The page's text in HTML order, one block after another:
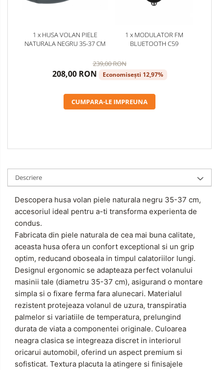
1 x HUSA VOLAN PIELE
NATURALA NEGRU 35-37 CM
1 x MODULATOR FM
BLUETOOTH C59
239,00 RON
208,00 RON Economisești 12,97%
CUMPARA-LE IMPREUNA
Descriere
Descopera husa volan piele naturala negru 35-37 cm,
accesoriul ideal pentru a-ti transforma experienta de
condus.
Fabricata din piele naturala de cea mai buna calitate,
aceasta husa ofera un confort exceptional si un grip
optim, reducand oboseala in timpul calatoriilor lungi.
Designul ergonomic se adapteaza perfect volanului
masinii tale (diametru 35-37 cm), asigurand o montare
simpla si o fixare ferma fara alunecari. Materialul
rezistent protejeaza volanul de uzura, transpiratia
palmelor si variatiile de temperatura, prelungind
durata de viata a componentei originale. Culoarea
neagra clasica se integreaza discret in interiorul
oricarui automobil, oferind un aspect premium si
sofisticat. Textura placuta la atingere si finisajele